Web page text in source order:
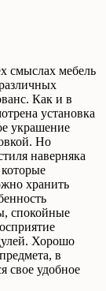
смыслах мебель
Как и в
установка
украшение
Но
наверняка
хранить
спокойные
Хорошо
в
свое удобное